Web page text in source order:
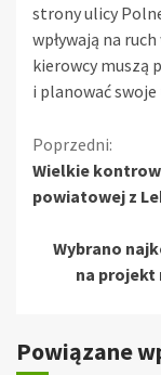
strony ulicy
wpływają na
kierowcy muszą
i planować
Kontynuuj
czytanie
Poprzedni:
Wielkie
powiatowej z
Wybrano
na projekt
Powiązane